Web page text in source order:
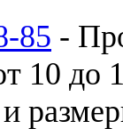
85 -
10